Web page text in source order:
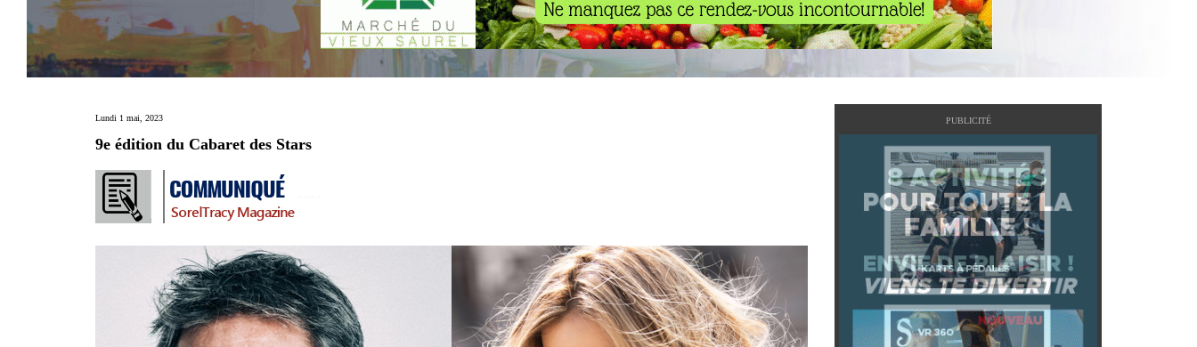
Lundi 1 mai, 2023
9e édition du Cabaret des Stars
PUBLICITÉ